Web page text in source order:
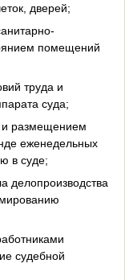
дверей;
помещений
труда и
суда;
и размещением
еженедельных
в суде;
делопроизводства
судебной